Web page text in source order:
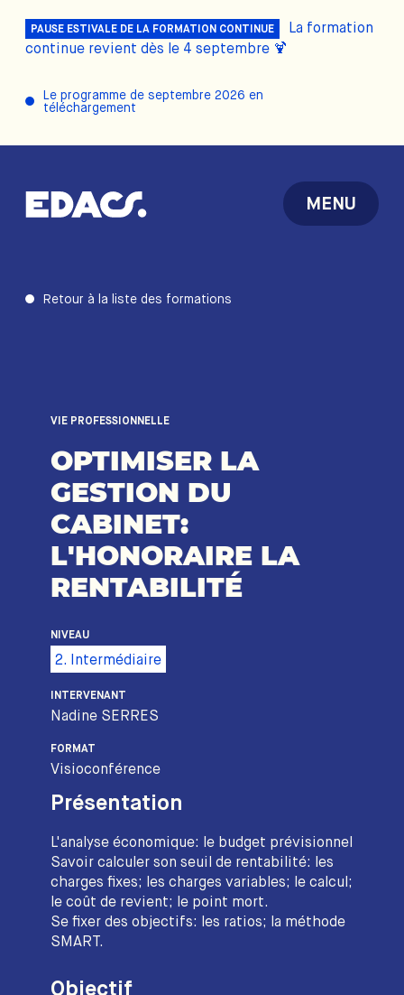
PAUSE ESTIVALE DE LA FORMATION CONTINUE
La formation
continue revient dès le 4 septembre 🍹
Le programme de septembre 2026 en
téléchargement
MENU
Retour à la liste des formations
VIE PROFESSIONNELLE
OPTIMISER LA
GESTION DU
CABINET:
L'HONORAIRE LA
RENTABILITÉ
NIVEAU
2. Intermédiaire
INTERVENANT
Nadine SERRES
FORMAT
Visioconférence
Présentation
L'analyse économique: le budget prévisionnel
Savoir calculer son seuil de rentabilité: les
charges fixes; les charges variables; le calcul;
le coût de revient; le point mort.
Se fixer des objectifs: les ratios; la méthode
SMART.
Objectif